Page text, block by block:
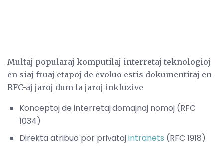
Multaj popularaj komputilaj interretaj teknologioj
en siaj fruaj etapoj de evoluo estis dokumentitaj en
RFC-aj jaroj dum la jaroj inkluzive
Konceptoj de interretaj domajnaj nomoj (RFC
1034)
Direkta atribuo por privatajintranets (RFC 1918)